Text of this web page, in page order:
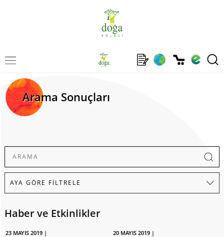
Arama Sonuçları
Haber ve Etkinlikler
23 MAYIS 2019 |
20 MAYIS 2019 |